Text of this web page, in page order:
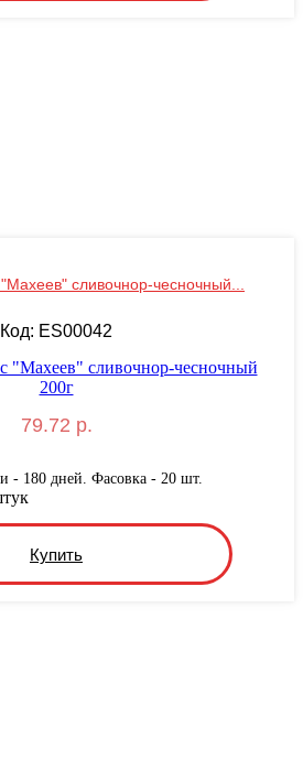
сливочнор-чесночный...
Код: ES00042
79.72 р.
- 180 дней. Фасовка - 20 шт.
Купить